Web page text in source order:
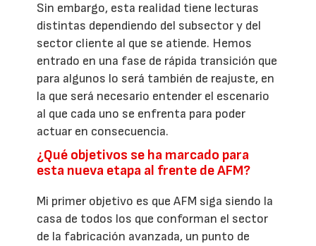
Sin embargo, esta realidad tiene lecturas
distintas dependiendo del subsector y del
sector cliente al que se atiende. Hemos
entrado en una fase de rápida transición que
para algunos lo será también de reajuste, en
la que será necesario entender el escenario
al que cada uno se enfrenta para poder
actuar en consecuencia.
¿Qué objetivos se ha marcado para
esta nueva etapa al frente de AFM?
Mi primer objetivo es que AFM siga siendo la
casa de todos los que conforman el sector
de la fabricación avanzada, un punto de